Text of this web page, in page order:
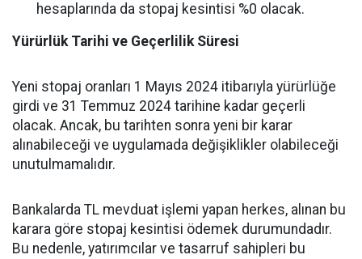
hesaplarında da stopaj kesintisi %0 olacak.
Yürürlük Tarihi ve Geçerlilik Süresi
Yeni stopaj oranları 1 Mayıs 2024 itibarıyla yürürlüğe
girdi ve 31 Temmuz 2024 tarihine kadar geçerli
olacak. Ancak, bu tarihten sonra yeni bir karar
alınabileceği ve uygulamada değişiklikler olabileceği
unutulmamalıdır.
Bankalarda TL mevduat işlemi yapan herkes, alınan bu
karara göre stopaj kesintisi ödemek durumundadır.
Bu nedenle, yatırımcılar ve tasarruf sahipleri bu